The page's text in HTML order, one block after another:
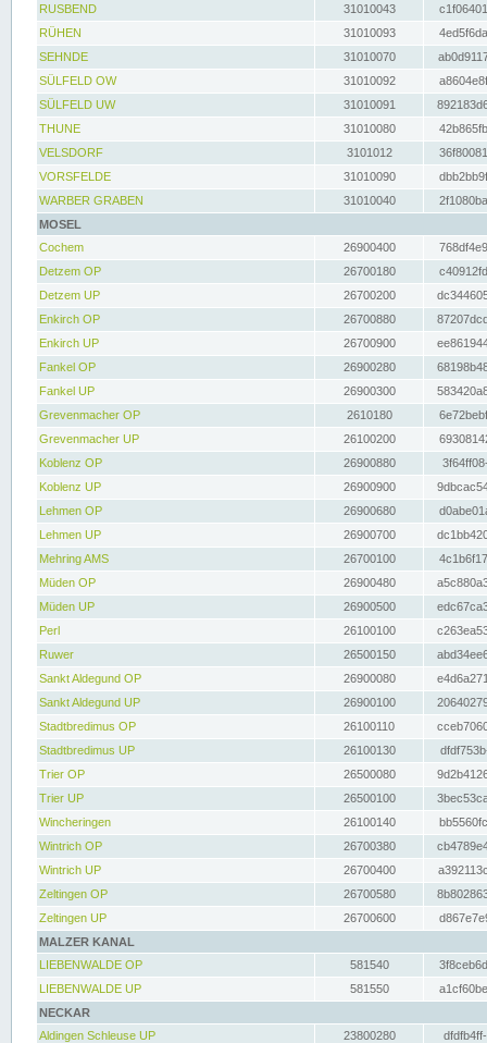
RUSBEND
31010043
RÜHEN
31010093
SEHNDE
31010070
SÜLFELD OW
31010092
SÜLFELD UW
31010091
THUNE
31010080
VELSDORF
3101012
VORSFELDE
31010090
WARBER GRABEN
31010040
MOSEL
Cochem
26900400
Detzem OP
26700180
Detzem UP
26700200
Enkirch OP
26700880
Enkirch UP
26700900
Fankel OP
26900280
Fankel UP
26900300
Grevenmacher OP
2610180
Grevenmacher UP
26100200
Koblenz OP
26900880
Koblenz UP
26900900
Lehmen OP
26900680
Lehmen UP
26900700
Mehring AMS
26700100
Müden OP
26900480
Müden UP
26900500
Perl
26100100
Ruwer
26500150
Sankt Aldegund OP
26900080
Sankt Aldegund UP
26900100
Stadtbredimus OP
26100110
Stadtbredimus UP
26100130
Trier OP
26500080
Trier UP
26500100
Wincheringen
26100140
Wintrich OP
26700380
Wintrich UP
26700400
Zeltingen OP
26700580
Zeltingen UP
26700600
MALZER KANAL
LIEBENWALDE OP
581540
LIEBENWALDE UP
581550
NECKAR
Aldingen Schleuse UP
23800280